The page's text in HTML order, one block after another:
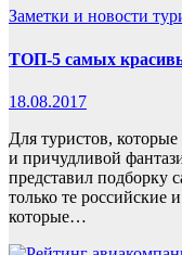
Заметки и новости
ТОП-5 самых
18.08.2017
Для туристов, которые
и причудливой
представил
только те российские
которые…